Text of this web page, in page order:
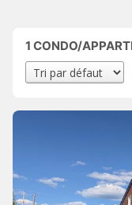
1 CONDO/